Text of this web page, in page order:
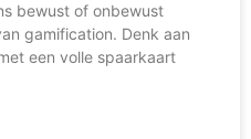
bewust of onbewust
gamification. Denk aan
een volle spaarkaart